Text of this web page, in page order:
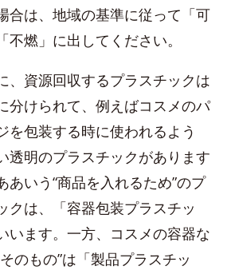
合は、地域の基準に従って「可
不燃」に出してください。
、資源回収するプラスチックは
分けられて、例えばコスメのパ
を包装する時に使われるよう
透明のプラスチックがあります
あいう“商品を入れるため”のプ
クは、「容器包装プラスチッ
います。一方、コスメの容器な
のもの”は「製品プラスチッ